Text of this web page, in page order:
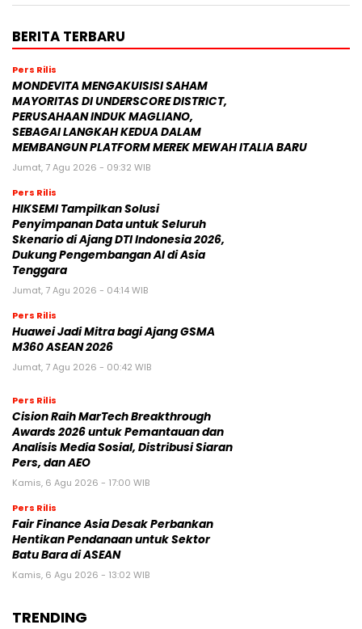
BERITA TERBARU
Pers Rilis
MONDEVITA MENGAKUISISI SAHAM
MAYORITAS DI UNDERSCORE DISTRICT,
PERUSAHAAN INDUK MAGLIANO,
SEBAGAI LANGKAH KEDUA DALAM
MEMBANGUN PLATFORM MEREK MEWAH ITALIA BARU
Jumat, 7 Agu 2026 - 09:32 WIB
Pers Rilis
HIKSEMI Tampilkan Solusi
Penyimpanan Data untuk Seluruh
Skenario di Ajang DTI Indonesia 2026,
Dukung Pengembangan AI di Asia
Tenggara
Jumat, 7 Agu 2026 - 04:14 WIB
Pers Rilis
Huawei Jadi Mitra bagi Ajang GSMA
M360 ASEAN 2026
Jumat, 7 Agu 2026 - 00:42 WIB
Pers Rilis
Cision Raih MarTech Breakthrough
Awards 2026 untuk Pemantauan dan
Analisis Media Sosial, Distribusi Siaran
Pers, dan AEO
Kamis, 6 Agu 2026 - 17:00 WIB
Pers Rilis
Fair Finance Asia Desak Perbankan
Hentikan Pendanaan untuk Sektor
Batu Bara di ASEAN
Kamis, 6 Agu 2026 - 13:02 WIB
TRENDING